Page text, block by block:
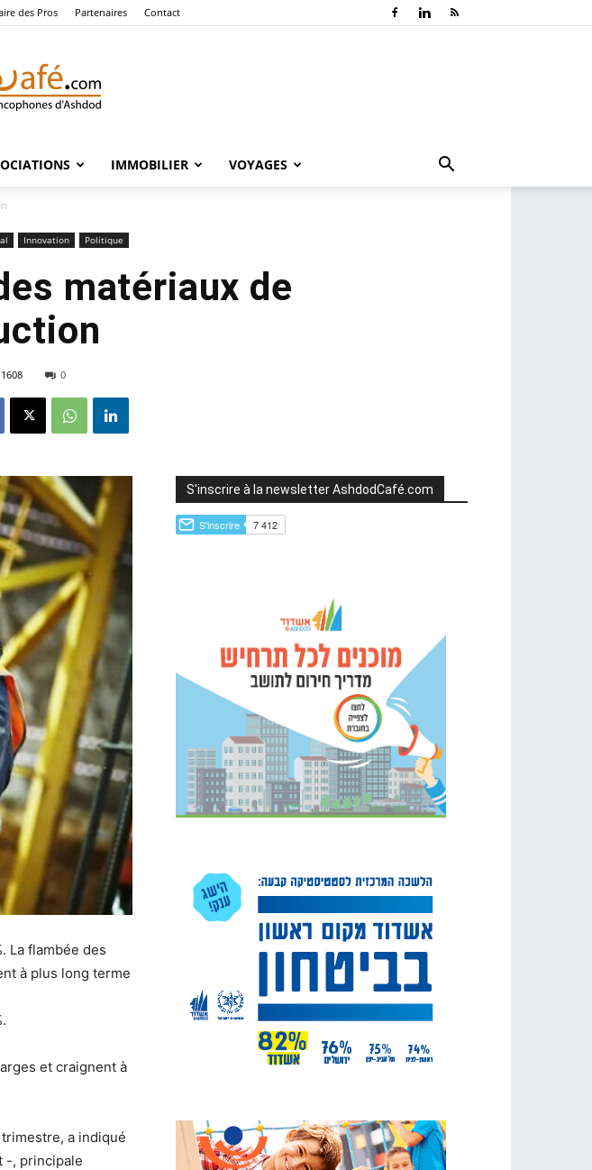
des Pros Partenaires Contact
IMMOBILIER VOYAGES
Innovation Politique
matériaux de
1608 0
La flambée des
à plus long terme
et craignent à
a indiqué
-, principale
S'inscrire à la newsletter AshdodCafé.com